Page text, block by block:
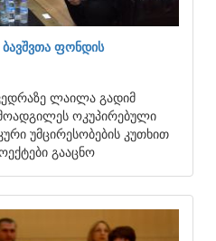
ᲤᲝᲜᲓᲘᲡ
ლაილა გადიმ
ოკუპირებული
უმცირესობების კუთხით
გააცნო